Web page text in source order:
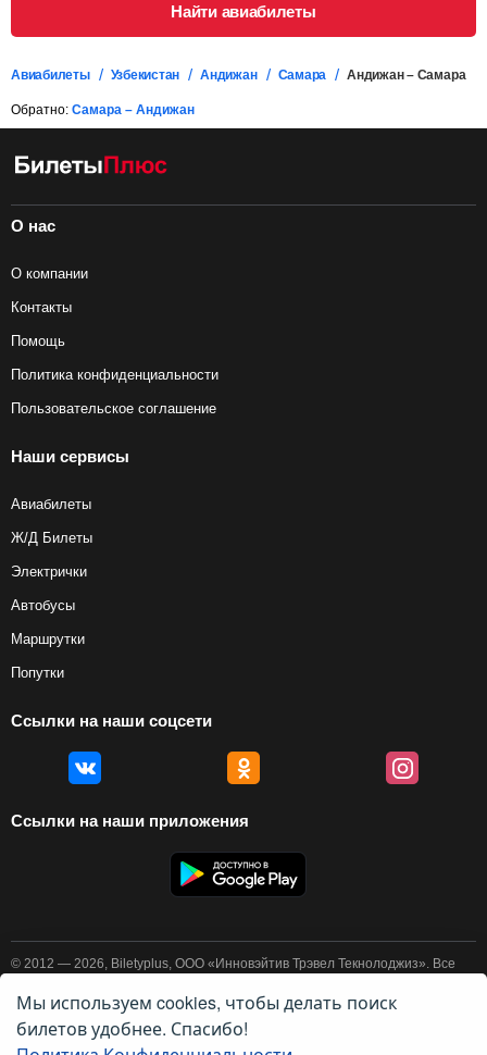
Найти авиабилеты
Авиабилеты Узбекистан Андижан Самара Андижан – Самара
Обратно: Самара – Андижан
О нас
О компании
Контакты
Помощь
Политика конфиденциальности
Пользовательское соглашение
Наши сервисы
Авиабилеты
Ж/Д Билеты
Электрички
Автобусы
Маршрутки
Попутки
Ссылки на наши соцсети
Ссылки на наши приложения
© 2012 — 2026, Biletyplus, ООО «Инновэйтив Трэвел Текнолоджиз». Все
самостоятельно на сайтах партнеров, BiletyPlus не несет
ответственности за любые платежные операции, совершаемые на этих
сайтах. Конечная стоимость билета может изменяться в зависимости от
выбранного способа оплаты. Использование этого сайта означает
Мы используем cookies, чтобы делать поиск
билетов удобнее. Спасибо!